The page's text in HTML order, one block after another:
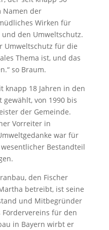
Namen der
Wirken für
den Umweltschutz.
Umweltschutz für die
Thema ist, und das
so Braum.
knapp 18 Jahren in den
von 1990 bis
der Gemeinde.
Vorreiter in
war für
Bestandteil
den Fischer
betreibt, ist seine
und Mitbegründer
für den
in Bayern wirbt er